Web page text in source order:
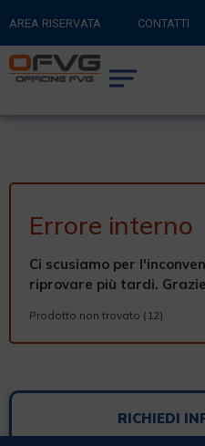
AREA RISERVATA CONTATTI
RITORNA AL SITO
CARRELLO
Errore interno
Ci scusiamo per
riprovare più tardi.
Prodotto non trovato (12)
RICHIEDI